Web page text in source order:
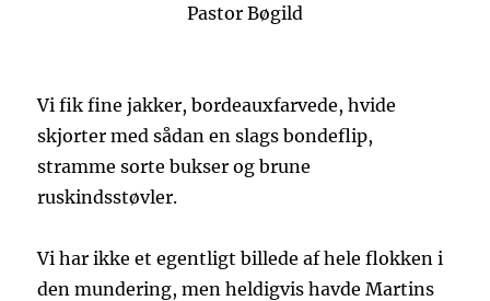
Pastor Bøgild
Vi fik fine jakker, bordeauxfarvede, hvide
skjorter med sådan en slags bondeflip,
stramme sorte bukser og brune
ruskindsstøvler.
Vi har ikke et egentligt billede af hele flokken i
den mundering, men heldigvis havde Martins